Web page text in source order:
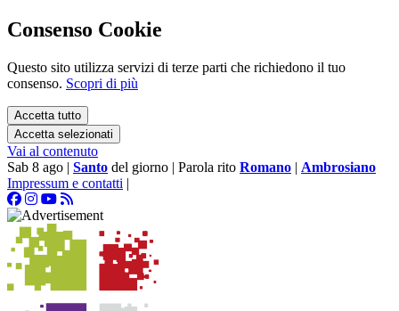
Consenso Cookie
Questo sito utilizza servizi di terze parti che richiedono il tuo
consenso. Scopri di più
Accetta tutto
Accetta selezionati
Vai al contenuto
Sab 8 ago | Santo del giorno | Parola rito Romano | Ambrosiano
Impressum e contatti |